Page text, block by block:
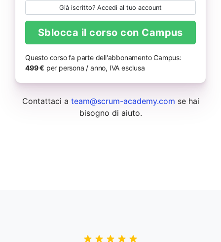
Già iscritto? Accedi al tuo account
Sblocca il corso con Campus
Questo corso fa parte dell'abbonamento Campus:
499 € per persona / anno, IVA esclusa
Contattaci a team@scrum-academy.com se hai
bisogno di aiuto.